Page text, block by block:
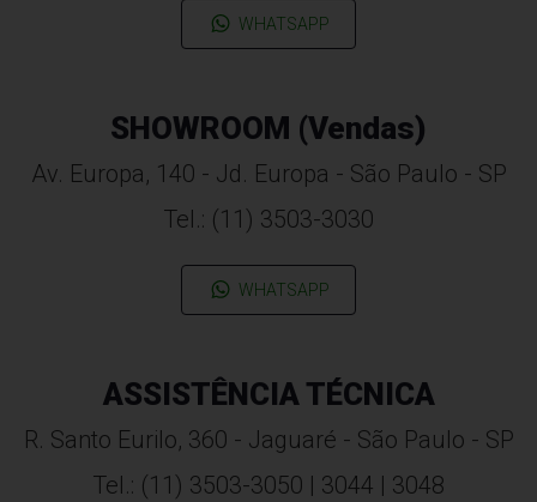
WHATSAPP
SHOWROOM (Vendas)
Av. Europa, 140 - Jd. Europa - São Paulo - SP
Tel.: (11) 3503-3030
WHATSAPP
ASSISTÊNCIA TÉCNICA
R. Santo Eurilo, 360 - Jaguaré - São Paulo - SP
Tel.: (11) 3503-3050 | 3044 | 3048